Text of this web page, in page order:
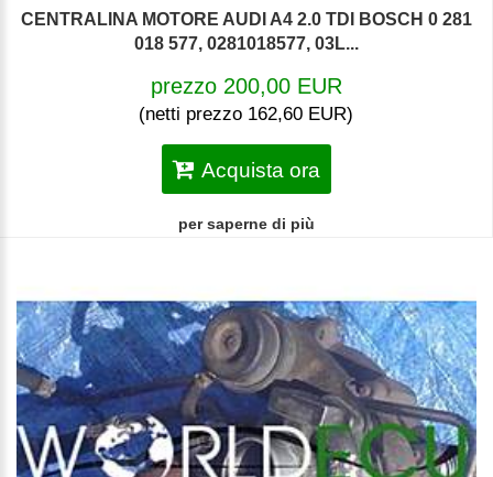
CENTRALINA MOTORE AUDI A4 2.0 TDI BOSCH 0 281
018 577, 0281018577, 03L...
prezzo 200,00 EUR
(netti prezzo 162,60 EUR)
Acquista ora
per saperne di più